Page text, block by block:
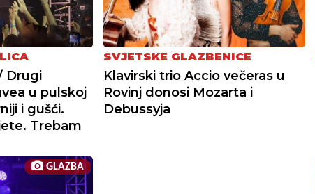
Drugi
u pulskoj
i gušći.
Trebam
SVJETSKE GLAZBENICE
Klavirski trio Accio večeras u
Rovinj donosi Mozarta i
Debussyja
GLAZBA